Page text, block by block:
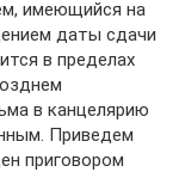
имеющийся на
даты сдачи
в пределах
в канцелярию
Приведем
приговором